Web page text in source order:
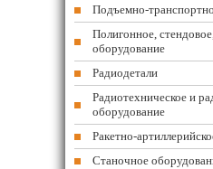
Подъемно-
Полигонное,
оборудование
Радиодетали
Радиотехническое и
оборудование
Ракетно-
Станочное